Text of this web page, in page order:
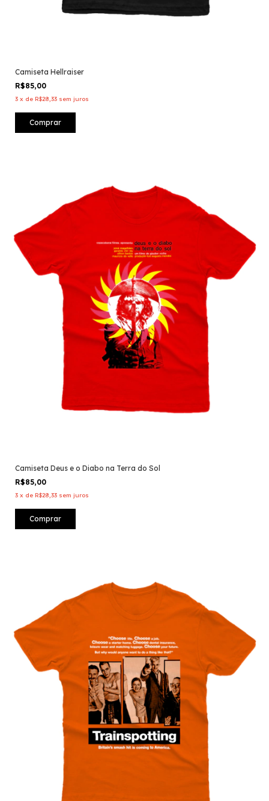
Camiseta Hellraiser
R$85,00
3 x de R$28,33 sem juros
Comprar
Camiseta Deus e o Diabo na Terra do Sol
R$85,00
3 x de R$28,33 sem juros
Comprar